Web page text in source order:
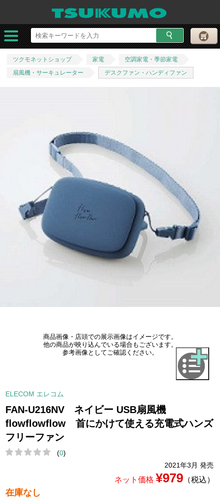
ツクモネットショップ 家電
空調家電・季節家電
扇風機・サーキュレーター
デスクファン・ハンディファン
商品画像・店頭での展示画像はイメージです。
他の商品が映り込んでいる場合もございます。
参考画像としてご確認ください。
ELECOM エレコム
FAN-U216NV ネイビー USB扇風機
flowflowflow 首にかけて使える充電式ハンズ
フリーファン
(0)
2021年3月 発売
ネット価格 ¥979（税込）
在庫なし